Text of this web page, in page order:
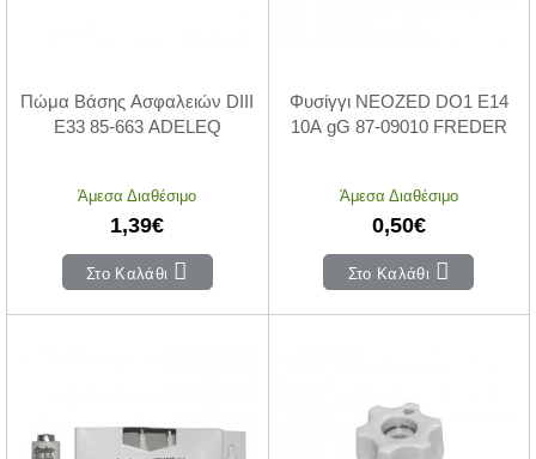
Πώμα Βάσης Ασφαλειών DIII
Ε33 85-663 ADELEQ
Άμεσα Διαθέσιμο
1,39€
Στο Καλάθι
Φυσίγγι NEOZED DO1 Ε14
10Α gG 87-09010 FREDER
Άμεσα Διαθέσιμο
0,50€
Στο Καλάθι